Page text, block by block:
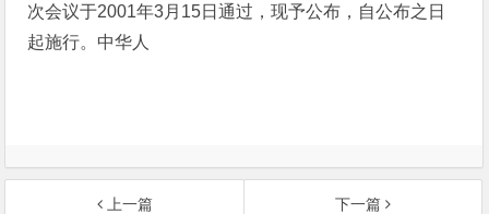
次会议于2001年3月15日通过，现予公布，自公布之日
起施行。中华人
上一篇
下一篇